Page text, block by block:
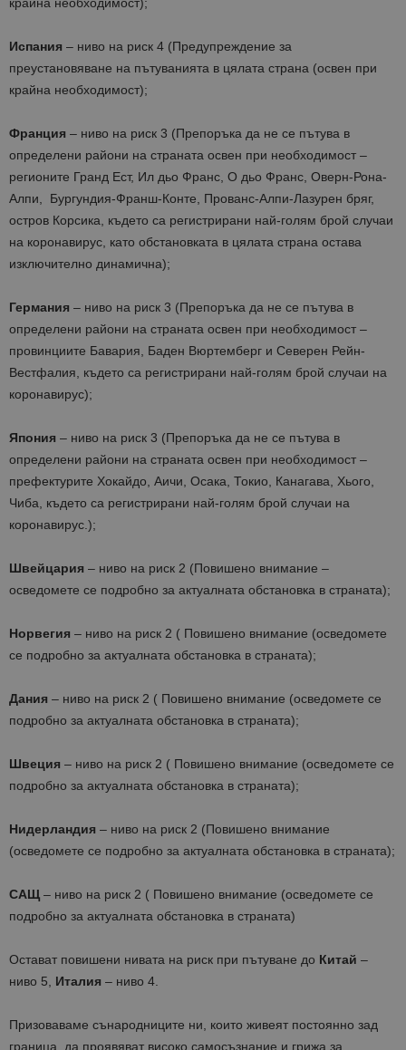
крайна необходимост);
Испания – ниво на риск 4 (Предупреждение за
преустановяване на пътуванията в цялата страна (освен при
крайна необходимост);
Франция – ниво на риск 3 (Препоръка да не се пътува в
определени райони на страната освен при необходимост –
регионите Гранд Ест, Ил дьо Франс, О дьо Франс, Оверн-Рона-
Алпи, Бургундия-Франш-Конте, Прованс-Алпи-Лазурен бряг,
остров Корсика, където са регистрирани най-голям брой случаи
на коронавирус, като обстановката в цялата страна остава
изключително динамична);
Германия – ниво на риск 3 (Препоръка да не се пътува в
определени райони на страната освен при необходимост –
провинциите Бавария, Баден Вюртемберг и Северен Рейн-
Вестфалия, където са регистрирани най-голям брой случаи на
коронавирус);
Япония – ниво на риск 3 (Препоръка да не се пътува в
определени райони на страната освен при необходимост –
префектурите Хокайдо, Аичи, Осака, Токио, Канагава, Хього,
Чиба, където са регистрирани най-голям брой случаи на
коронавирус.);
Швейцария – ниво на риск 2 (Повишено внимание –
осведомете се подробно за актуалната обстановка в страната);
Норвегия – ниво на риск 2 ( Повишено внимание (осведомете
се подробно за актуалната обстановка в страната);
Дания – ниво на риск 2 ( Повишено внимание (осведомете се
подробно за актуалната обстановка в страната);
Швеция – ниво на риск 2 ( Повишено внимание (осведомете се
подробно за актуалната обстановка в страната);
Нидерландия – ниво на риск 2 (Повишено внимание
(осведомете се подробно за актуалната обстановка в страната);
САЩ – ниво на риск 2 ( Повишено внимание (осведомете се
подробно за актуалната обстановка в страната)
Остават повишени нивата на риск при пътуване до Китай –
ниво 5, Италия – ниво 4.
Призоваваме сънародниците ни, които живеят постоянно зад
граница, да проявяват високо самосъзнание и грижа за